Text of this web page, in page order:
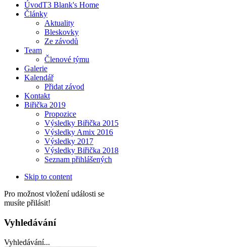
ÚvodT3 Blank's Home
Články
Aktuality
Bleskovky
Ze závodů
Team
Členové týmu
Galerie
Kalendář
Přidat závod
Kontakt
Biřička 2019
Propozice
Výsledky Biřička 2015
Výsledky Amix 2016
Výsledky 2017
Výsledky Biřička 2018
Seznam přihlášených
Skip to content
Pro možnost vložení události se
musíte přilásit!
Vyhledávání
Vyhledávání...